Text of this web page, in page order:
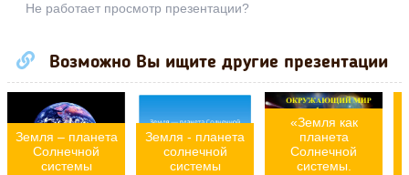
Не работает просмотр презентации?
Возможно Вы ищите другие презентации
Земля – планета
Солнечной
системы
Земля - планета
солнечной
системы
«Земля как
планета
Солнечной
системы.